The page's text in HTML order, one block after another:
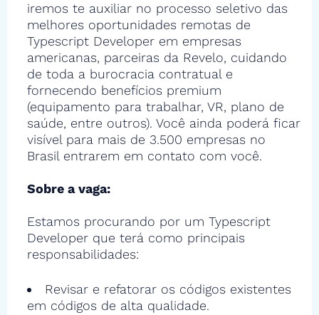
iremos te auxiliar no processo seletivo das
melhores oportunidades remotas de
Typescript Developer em empresas
americanas, parceiras da Revelo, cuidando
de toda a burocracia contratual e
fornecendo benefícios premium
(equipamento para trabalhar, VR, plano de
saúde, entre outros). Você ainda poderá ficar
visível para mais de 3.500 empresas no
Brasil entrarem em contato com você.
Sobre a vaga:
Estamos procurando por um Typescript
Developer que terá como principais
responsabilidades:
Revisar e refatorar os códigos existentes
em códigos de alta qualidade.